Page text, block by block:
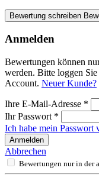
Bewertung schreiben
Anmelden
Bewertungen können
werden. Bitte loggen Sie
Account. Neuer Kunde?
Ihre E-Mail-Adresse *
Ihr Passwort *
Ich habe mein Passwort
Anmelden
Abbrechen
Bewertungen nur in der